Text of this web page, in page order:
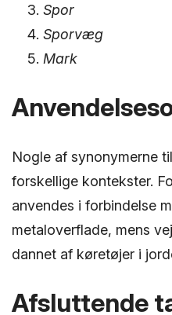
Spor
Sporvæg
Mark
Nogle af synonymerne
forskellige kontekster.
anvendes i forbindelse
metaloverflade, mens
dannet af køretøjer i
Afsluttende